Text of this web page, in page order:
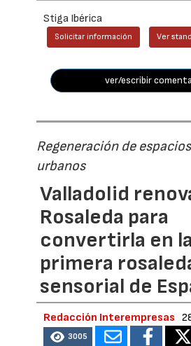
Stiga Ibérica
Solicitar información Ver
ver/escribir
Regeneración de
urbanos
Valladolid
Rosaleda para
convertirla en la
primera
sensorial de
Redacción Interempresas
3005